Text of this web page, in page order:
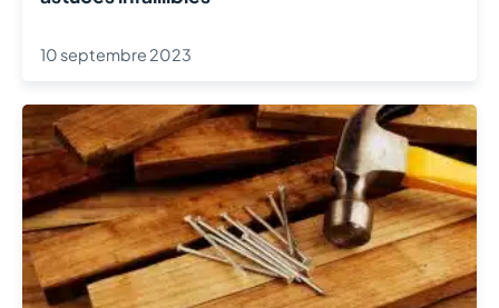
10 septembre 2023